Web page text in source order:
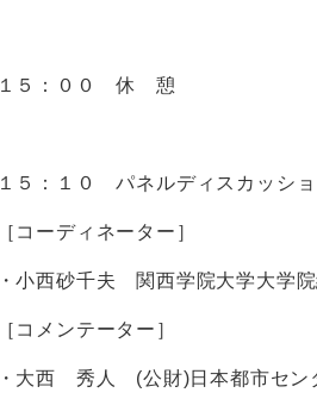
１５：００ 休 憩
１５：１０ パネルディスカッショ
［コーディネーター］
・小西砂千夫 関西学院大学大学
［コメンテーター］
・大西 秀人 (公財)日本都市セン